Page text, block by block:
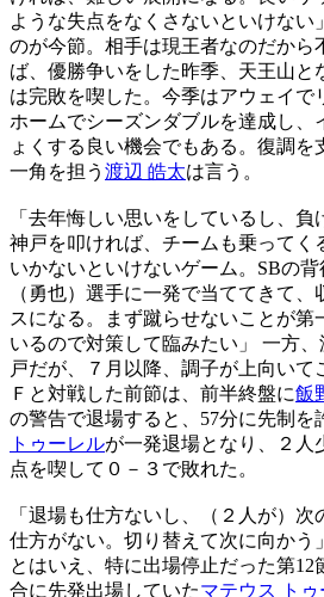
ような失点をなくさないといけない
のが今節。相手は現王者なのだから
ば、優勝争いをした昨季、天王山と
は完敗を喫した。今季はアウェイで
ホームでシーズンダブルを達成し、
ょくする良い機会でもある。復調
一角を担う 渡辺 皓太は言う。
「去年悔しい思いをしているし、負
神戸を叩ければ、チームも乗ってく
いかないといけないゲーム。SBの
（勇也）選手に一発で当ててきて
スになる。まず蹴らせないことが第
いるので対策して臨みたい」 一方
戸だが、７月以降、調子が上向いて
Ｆと対戦した前節は、前半終盤に飯
の警告で退場すると、57分に先制を
トゥーレルが一発退場となり、２人
点を喫して０－３で敗れた。
「退場も仕方ないし、（２人が）
仕方がない。切り替えて次に向かう
とはいえ、特に出場停止だった第12
合に先発出場していたマテウス ト